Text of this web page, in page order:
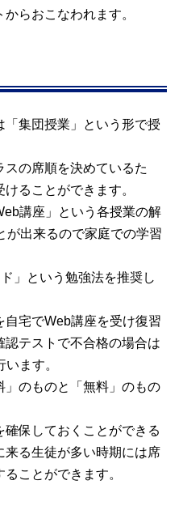
らおこなわれます。
集団授業」という形で授
の席順を決めているた
ることができます。
講座」という各授業の解
が出来るので家庭での学習
」という勉強法を推奨し
自宅でWeb講座を受け復習
認テストで不合格の場合は
ます。
」のものと「無料」のもの
保しておくことができる
る生徒が多い時期には席
ことができます。